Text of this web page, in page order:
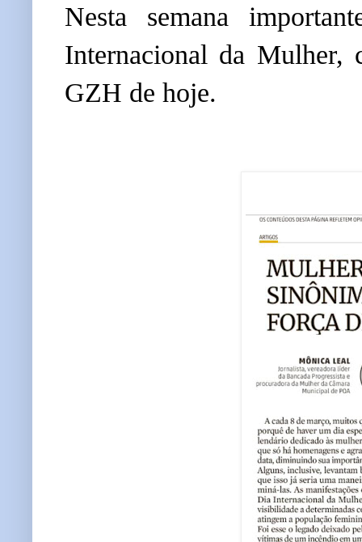
Nesta semana
Internacional da Mulher,
GZH de hoje.